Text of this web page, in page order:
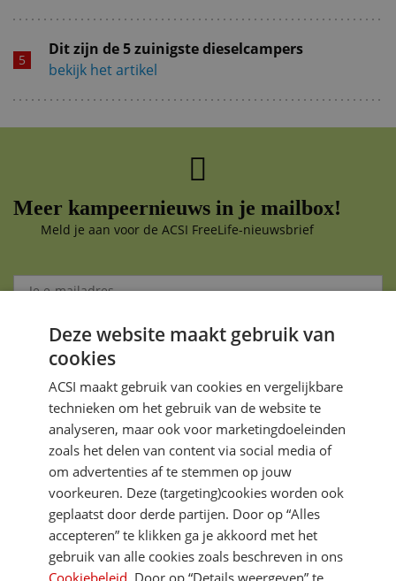
Dit zijn de 5 zuinigste dieselcampers
bekijk het artikel
Meer kampeernieuws in je mailbox!
Meld je aan voor de ACSI FreeLife-nieuwsbrief
Aanmelden
Je gegevens zijn veilig en worden niet gedeeld met anderen
DIRECT NAAR
MEER ACSI FREELIFE
Deze website maakt gebruik van
cookies
ACSI maakt gebruik van cookies en vergelijkbare
technieken om het gebruik van de website te
analyseren, maar ook voor marketingdoeleinden
zoals het delen van content via social media of
om advertenties af te stemmen op jouw
voorkeuren. Deze (targeting)cookies worden ook
geplaatst door derde partijen. Door op “Alles
accepteren” te klikken ga je akkoord met het
gebruik van alle cookies zoals beschreven in ons
Cookiebeleid . Door op “Details weergeven” te